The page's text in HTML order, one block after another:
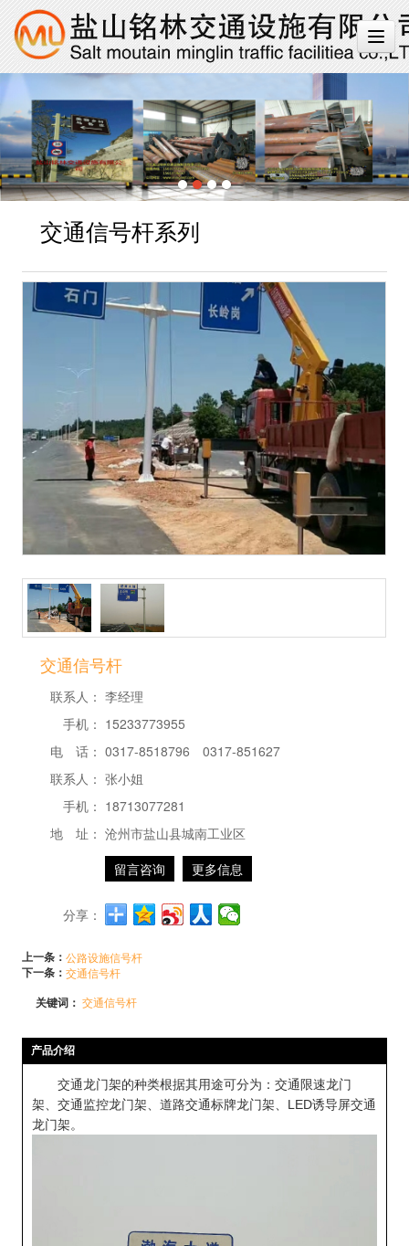
交通信号杆系列
交通信号杆
联系人： 李经理
手机： 15233773955
电 话： 0317-8518796 0317-851627
联系人： 张小姐
手机： 18713077281
地 址： 沧州市盐山县城南工业区
留言咨询
更多信息
分享：
上一条：公路设施信号杆
下一条：交通信号杆
关键词：交通信号杆
产品介绍
交通龙门架的种类根据其用途可分为：交通限速龙门
架、交通监控龙门架、道路交通标牌龙门架、LED诱导屏交通
龙门架。